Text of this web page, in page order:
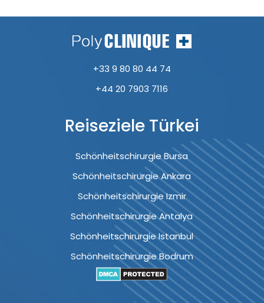
+33 9 80 80 44 74
+44 20 7903 7116
Reiseziele Türkei
Schönheitschirurgie Bursa
Schönheitschirurgie Ankara
Schönheitschirurgie Izmir
Schönheitschirurgie Antalya
Schönheitschirurgie Istanbul
Schönheitschirurgie Bodrum